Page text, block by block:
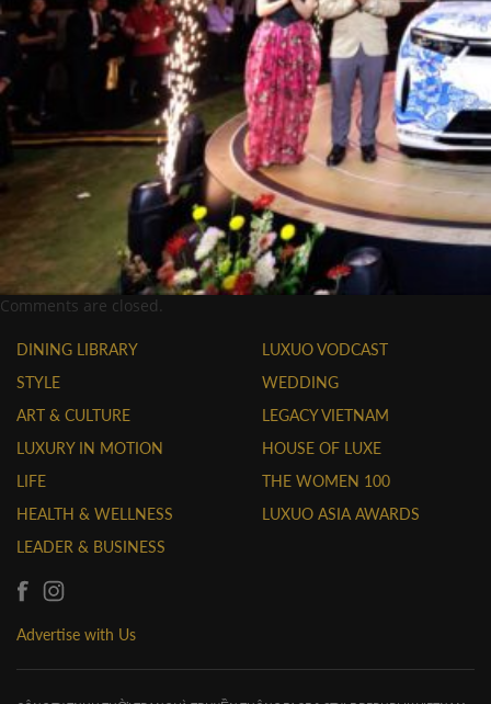
Comments are closed.
DINING LIBRARY
STYLE
ART & CULTURE
LUXURY IN MOTION
LIFE
HEALTH & WELLNESS
LEADER & BUSINESS
LUXUO VODCAST
WEDDING
LEGACY VIETNAM
HOUSE OF LUXE
THE WOMEN 100
LUXUO ASIA AWARDS
Advertise with Us